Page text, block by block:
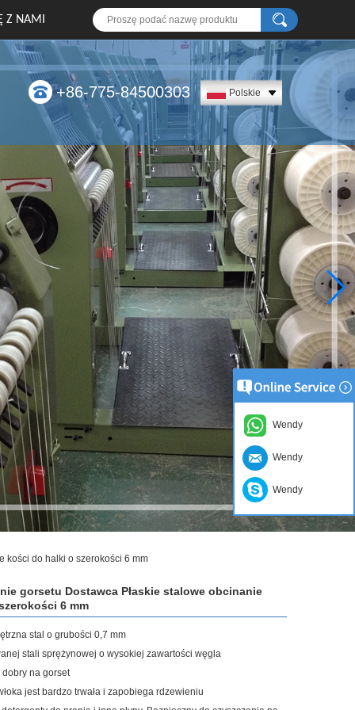
Z NAMI
+86-775-84500303 Polskie
kości do halki o szerokości 6 mm
gorsetu Dostawca Płaskie stalowe obcinanie
6 mm
stal o grubości 0,7 mm
stali sprężynowej o wysokiej zawartości węgla
dobry na gorset
jest bardzo trwała i zapobiega rdzewieniu
Wendy
Wendy
Wendy